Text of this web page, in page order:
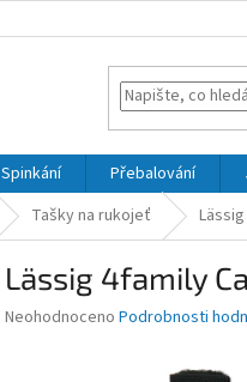
Spinkání Přebalování
Tašky na rukojeť
Lässig 4family
Průměrné
Neohodnoceno Podrobnosti